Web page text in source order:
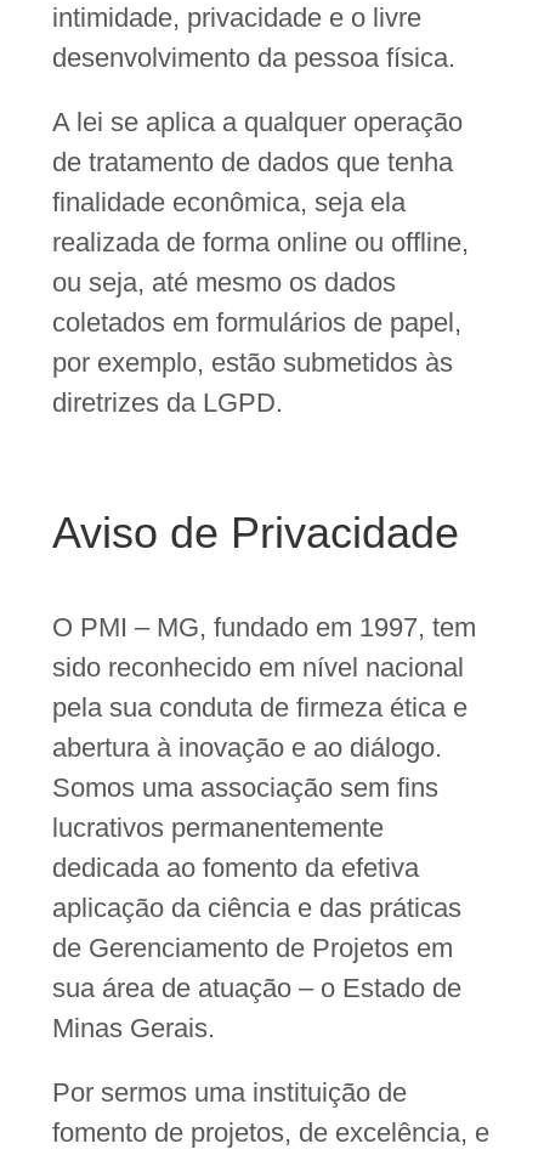
intimidade, privacidade e o livre
desenvolvimento da pessoa física.
A lei se aplica a qualquer operação
de tratamento de dados que tenha
finalidade econômica, seja ela
realizada de forma online ou offline,
ou seja, até mesmo os dados
coletados em formulários de papel,
por exemplo, estão submetidos às
diretrizes da LGPD.
Aviso de Privacidade
O PMI – MG, fundado em 1997, tem
sido reconhecido em nível nacional
pela sua conduta de firmeza ética e
abertura à inovação e ao diálogo.
Somos uma associação sem fins
lucrativos permanentemente
dedicada ao fomento da efetiva
aplicação da ciência e das práticas
de Gerenciamento de Projetos em
sua área de atuação – o Estado de
Minas Gerais.
Por sermos uma instituição de
fomento de projetos, de excelência, e